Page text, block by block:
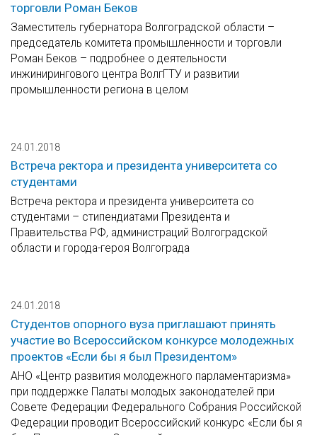
торговли Роман Беков
Заместитель губернатора Волгоградской области –
председатель комитета промышленности и торговли
Роман Беков – подробнее о деятельности
инжинирингового центра ВолгГТУ и развитии
промышленности региона в целом
24.01.2018
Встреча ректора и президента университета со
студентами
Встреча ректора и президента университета со
студентами – стипендиатами Президента и
Правительства РФ, администраций Волгоградской
области и города-героя Волгограда
24.01.2018
Студентов опорного вуза приглашают принять
участие во Всероссийском конкурсе молодежных
проектов «Если бы я был Президентом»
АНО «Центр развития молодежного парламентаризма»
при поддержке Палаты молодых законодателей при
Совете Федерации Федерального Собрания Российской
Федерации проводит Всероссийский конкурс «Если бы я